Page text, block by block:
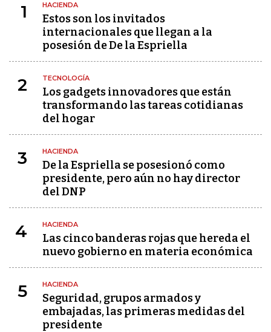
1 HACIENDA
Estos son los invitados
internacionales que llegan a la
posesión de De la Espriella
2 TECNOLOGÍA
Los gadgets innovadores que están
transformando las tareas cotidianas
del hogar
3 HACIENDA
De la Espriella se posesionó como
presidente, pero aún no hay director
del DNP
4 HACIENDA
Las cinco banderas rojas que hereda el
nuevo gobierno en materia económica
5 HACIENDA
Seguridad, grupos armados y
embajadas, las primeras medidas del
presidente